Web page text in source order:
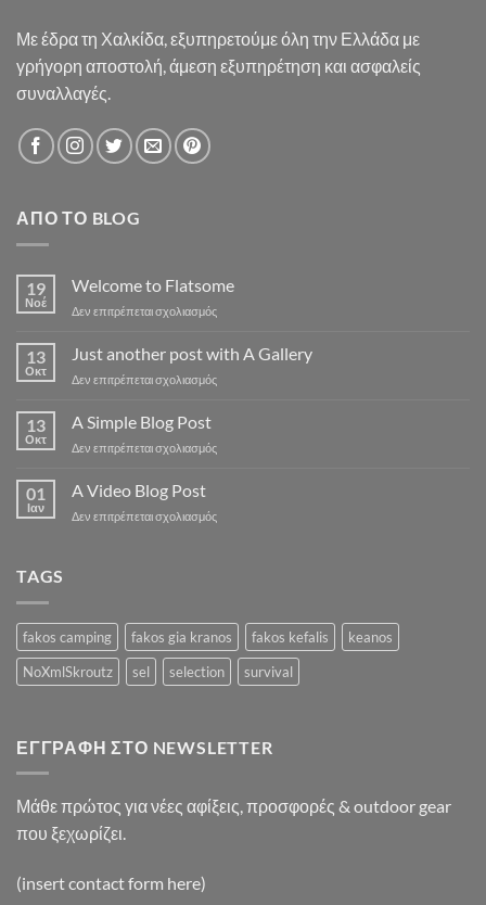
Με έδρα τη Χαλκίδα, εξυπηρετούμε όλη την Ελλάδα με
γρήγορη αποστολή, άμεση εξυπηρέτηση και ασφαλείς
συναλλαγές.
ΑΠΌ ΤΟ BLOG
19
Νοέ
Welcome to Flatsome
Δεν επιτρέπεται σχολιασμόςστο
to
Flatsome
13
Οκτ
Just another post with A Gallery
Δεν επιτρέπεται σχολιασμόςστο
with
13
Οκτ
A Simple Blog Post
Δεν επιτρέπεται σχολιασμόςστο
Post
01
Ιαν
A Video Blog Post
Δεν επιτρέπεται σχολιασμόςστο
TAGS
fakos camping fakos gia kranos fakos kefalis
keanos
NoXmlSkroutz
sel selection survival
ΕΓΓΡΑΦΉ ΣΤΟ NEWSLETTER
Μάθε πρώτος για νέες αφίξεις, προσφορές & outdoor gear
που ξεχωρίζει.
(insert contact form here)